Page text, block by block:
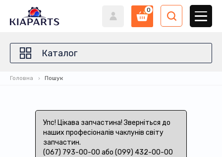
0
Каталог
Головна Пошук
Упс! Цікава запчастина! Зверніться до
наших професіоналів чаклунів світу
запчастин.
(067) 793-00-00 або (099) 432-00-00